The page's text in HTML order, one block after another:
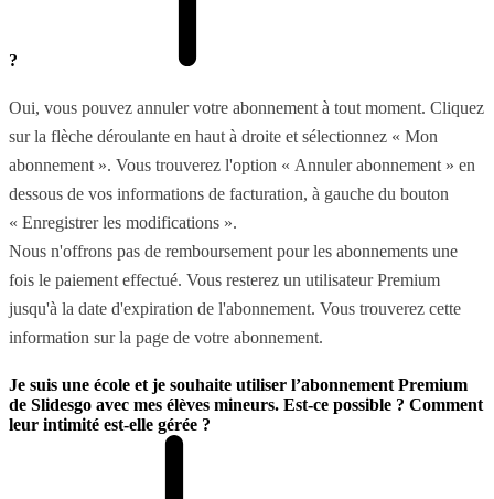
?
Oui, vous pouvez annuler votre abonnement à tout moment. Cliquez
sur la flèche déroulante en haut à droite et sélectionnez « Mon
abonnement ». Vous trouverez l'option « Annuler abonnement » en
dessous de vos informations de facturation, à gauche du bouton
« Enregistrer les modifications ».
Nous n'offrons pas de remboursement pour les abonnements une
fois le paiement effectué. Vous resterez un utilisateur Premium
jusqu'à la date d'expiration de l'abonnement. Vous trouverez cette
information sur la page de votre abonnement.
Je suis une école et je souhaite utiliser l’abonnement Premium
de Slidesgo avec mes élèves mineurs. Est-ce possible ? Comment
leur intimité est-elle gérée ?